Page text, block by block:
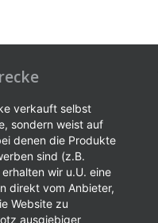
verkauft selbst
sondern weist auf
denen die Produkte
sind (z.B.
wir u.U. eine
direkt vom Anbieter,
Website zu
ausgiebiger